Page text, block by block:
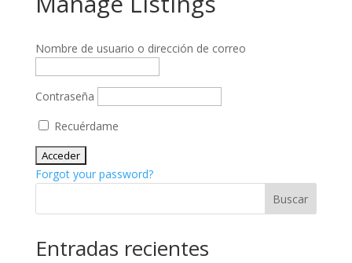
Nombre de usuario o dirección de correo
Contraseña
Recuérdame
Forgot your password?
Buscar
Entradas recientes